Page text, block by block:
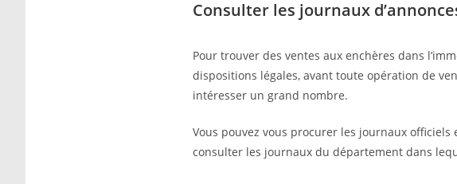
Consulter les journaux
Pour trouver des ventes aux enchères dans
dispositions légales, avant toute opération de
intéresser un grand nombre.
Vous pouvez vous procurer les journaux
consulter les journaux du département dans